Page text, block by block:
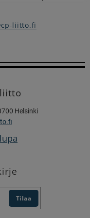
liitto.fi
liitto
Helsinki